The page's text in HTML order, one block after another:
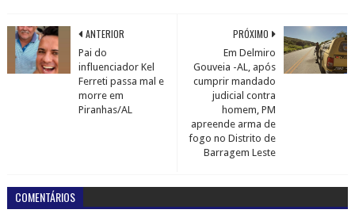
PRÓXIMO
Em Delmiro
Gouveia -AL, após
cumprir mandado
judicial contra
homem, PM
apreende arma de
fogo no Distrito de
Barragem Leste
ANTERIOR
Pai do
influenciador Kel
Ferreti passa mal e
morre em
Piranhas/AL
COMENTÁRIOS